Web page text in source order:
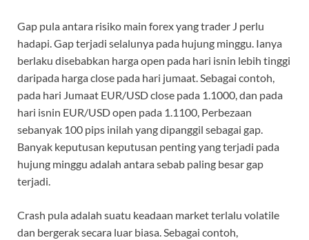
Gap pula antara risiko main forex yang trader J perlu
hadapi. Gap terjadi selalunya pada hujung minggu. Ianya
berlaku disebabkan harga open pada hari isnin lebih tinggi
daripada harga close pada hari jumaat. Sebagai contoh,
pada hari Jumaat EUR/USD close pada 1.1000, dan pada
hari isnin EUR/USD open pada 1.1100, Perbezaan
sebanyak 100 pips inilah yang dipanggil sebagai gap.
Banyak keputusan keputusan penting yang terjadi pada
hujung minggu adalah antara sebab paling besar gap
terjadi.
Crash pula adalah suatu keadaan market terlalu volatile
dan bergerak secara luar biasa. Sebagai contoh,